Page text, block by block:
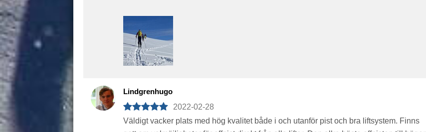
Lindgrenhugo
2022-02-28
Väldigt vacker plats med hög kvalitet både i och utanför pist och bra liftsystem. Finns